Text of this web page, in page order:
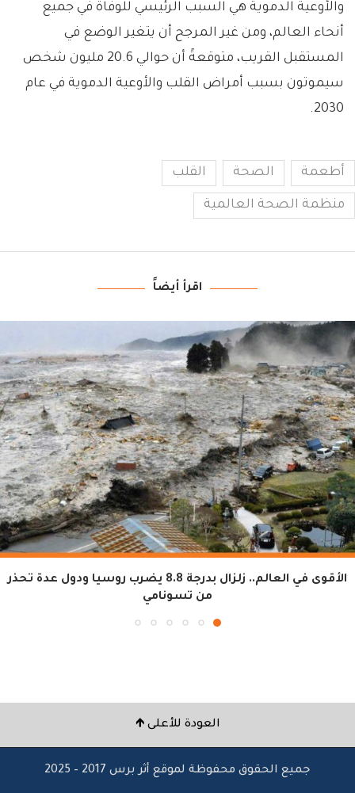
والأوعية الدموية هي السبب الرئيسي للوفاة في جميع
أنحاء العالم، ومن غير المرجح أن يتغير الوضع في
المستقبل القريب، متوقعةً أن حوالي 20.6 مليون شخص
سيموتون بسبب أمراض القلب والأوعية الدموية في عام
2030.
أطعمة الصحة القلب
منظمة الصحة العالمية
اقرأ أيضاً
الأقوى في العالم.. زلزال بدرجة 8.8 يضرب روسيا ودول عدة تحذر
من تسونامي
العودة للأعلى 🡹
جميع الحقوق محفوظة لموقع أثر برس 2017 – 2025